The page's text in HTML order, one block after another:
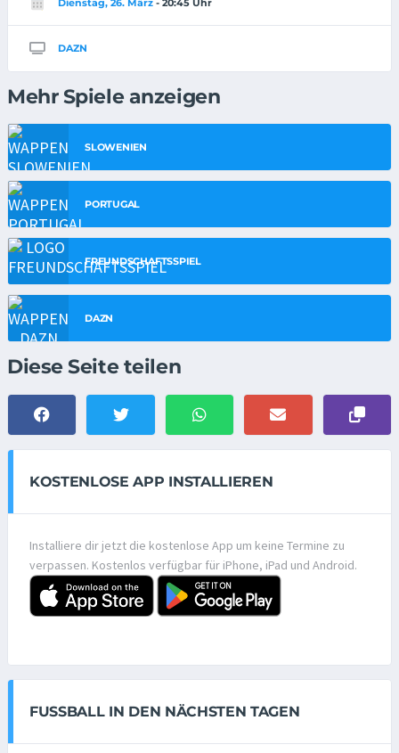
DAZN
Mehr Spiele anzeigen
SLOWENIEN
PORTUGAL
FREUNDSCHAFTSSPIEL
DAZN
Diese Seite teilen
KOSTENLOSE APP INSTALLIEREN
Installiere dir jetzt die kostenlose App um keine Termine zu
verpassen. Kostenlos verfügbar für iPhone, iPad und Android.
FUSSBALL IN DEN NÄCHSTEN TAGEN